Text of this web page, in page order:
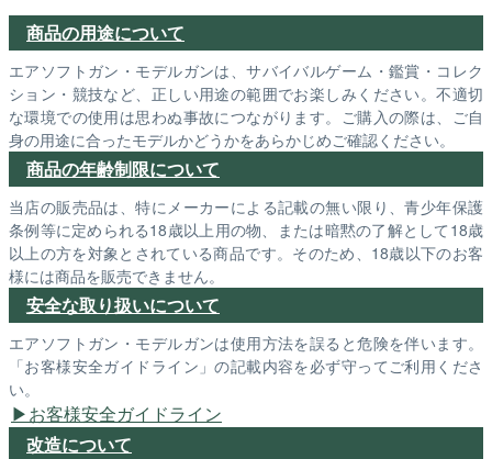
商品の用途について
エアソフトガン・モデルガンは、サバイバルゲーム・鑑賞・コレク
ション・競技など、正しい用途の範囲でお楽しみください。不適切
な環境での使用は思わぬ事故につながります。ご購入の際は、ご自
身の用途に合ったモデルかどうかをあらかじめご確認ください。
商品の年齢制限について
当店の販売品は、特にメーカーによる記載の無い限り、青少年保護
条例等に定められる18歳以上用の物、または暗黙の了解として18歳
以上の方を対象とされている商品です。そのため、18歳以下のお客
様には商品を販売できません。
安全な取り扱いについて
エアソフトガン・モデルガンは使用方法を誤ると危険を伴います。
「お客様安全ガイドライン」の記載内容を必ず守ってご利用くださ
い。
お客様安全ガイドライン
改造について